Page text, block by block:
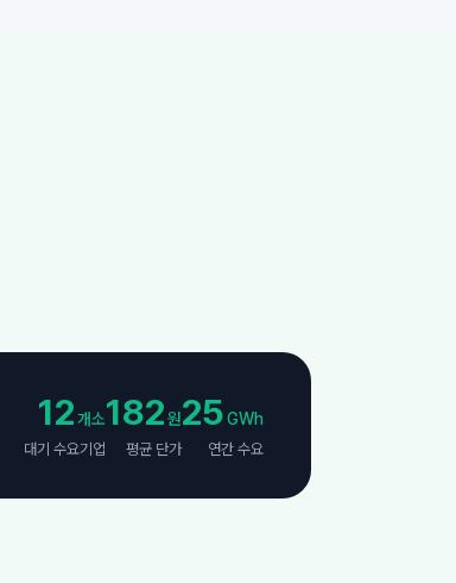
12개소
대기 수요기업
182원
평균 단가
25GWh
연간 수요